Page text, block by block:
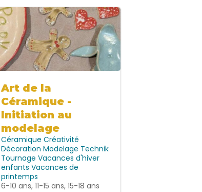
Art de la
Céramique -
Initiation au
modelage
Céramique Créativité
Décoration Modelage Technik
Tournage Vacances d'hiver
enfants Vacances de
printemps
6-10 ans, 11-15 ans, 15-18 ans